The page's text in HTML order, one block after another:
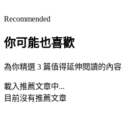
Recommended
你可能也喜歡
為你精選 3 篇值得延伸閱讀的內容
載入推薦文章中...
目前沒有推薦文章